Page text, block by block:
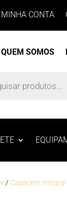
MINHA CONTA
QUEM SOMOS
/ Capacete Integral